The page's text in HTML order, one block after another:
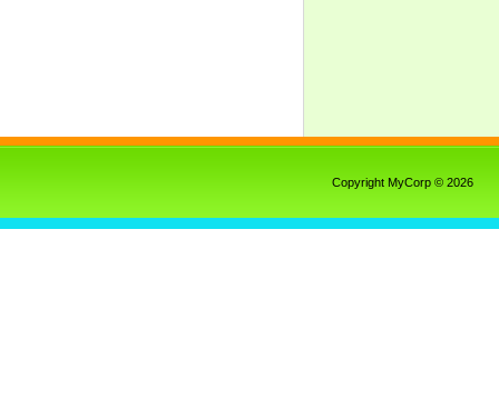
Copyright MyCorp © 2026